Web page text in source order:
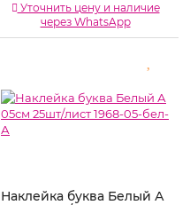
Уточнить цену и наличие
через WhatsApp
Наклейка буква Белый А